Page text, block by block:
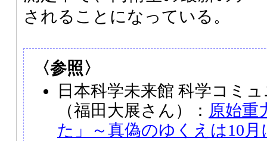
されることになっている。
〈参照〉
日本科学未来館 科学コミ
（福田大展さん）： 原始重
た」～真偽のゆくえは10